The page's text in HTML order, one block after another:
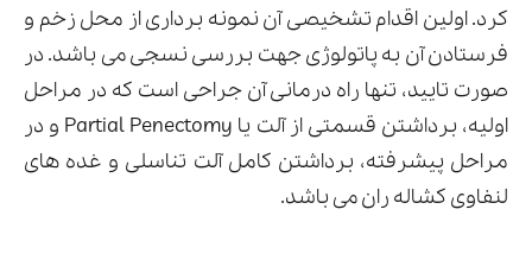
کرد. اولین اقدام تشخیصی آن نمونه برداری از محل زخم و
فرستادن آن به پاتولوژی جهت بررسی نسجی می باشد. در
صورت تایید، تنها راه درمانی آن جراحی است که در مراحل
اولیه، برداشتن قسمتی از آلت یا Partial Penectomy و در
مراحل پیشرفته، برداشتن کامل آلت تناسلی و غده های
لنفاوی کشاله ران می باشد.